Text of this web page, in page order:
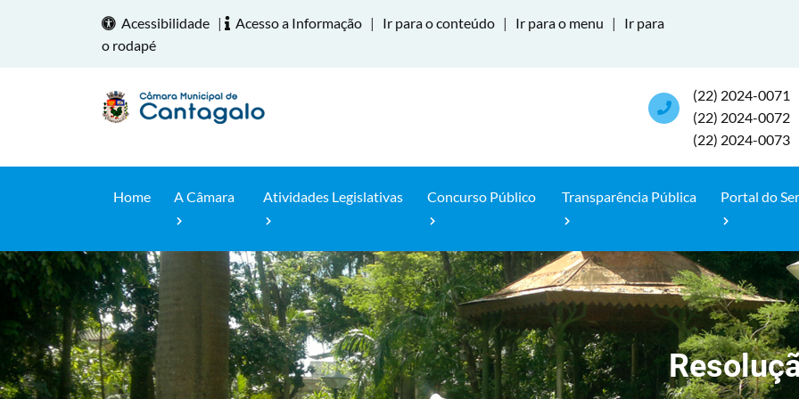
Acessibilidade | Acesso a Informação | Ir para o conteúdo | Ir para o menu |
Ir para
o rodapé
(22) 2024-0071
(22) 2024-0072
(22) 2024-0073
Home A Câmara Atividades Legislativas Concurso Público Transparência Pública Portal do